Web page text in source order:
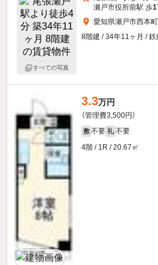
すべての写真
瀬戸市役所前駅 歩
愛知県瀬戸市西本町
8階建 / 34年11ヶ月 / 鉄
3.3万円
（管理費3,500円）
敷 不要 礼 不要
4階 / 1R / 20.67㎡